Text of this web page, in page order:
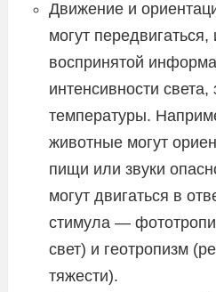
Движение и
могут передвигаться,
воспринятой
интенсивности света,
температуры.
животные могут
пищи или звуки
могут двигаться в
стимула —
свет) и геотропизм
тяжести).